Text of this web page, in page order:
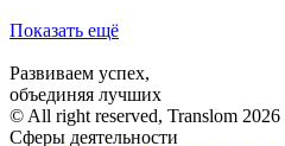
Показать ещё
Развиваем успех,
объединяя лучших
© All right reserved, Translom 2026
Сферы деятельности